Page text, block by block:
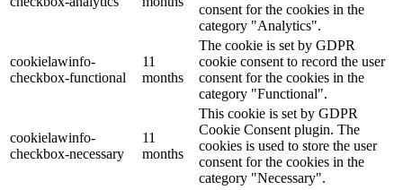
consent for the cookies in the
category "Analytics".
cookielawinfo-
checkbox-functional
11
months
The cookie is set by GDPR
cookie consent to record the user
consent for the cookies in the
category "Functional".
cookielawinfo-
checkbox-necessary
11
months
This cookie is set by GDPR
Cookie Consent plugin. The
cookies is used to store the user
consent for the cookies in the
category "Necessary".